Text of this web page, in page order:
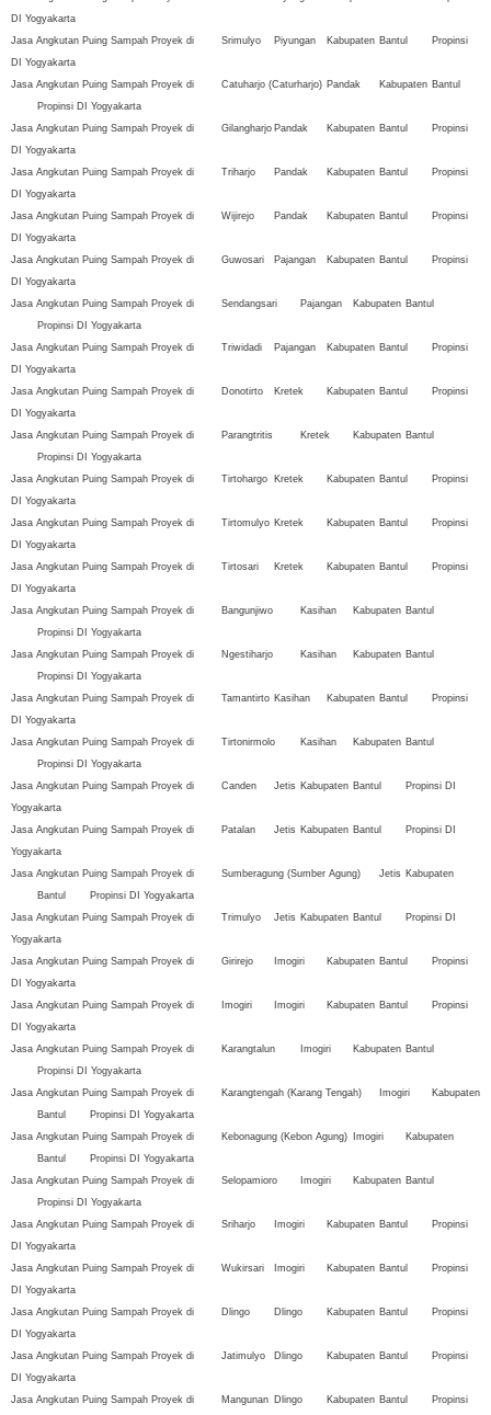
DI Yogyakarta
Jasa Angkutan Puing Sampah Proyek di
Srimulyo Piyungan Kabupaten Bantul
Propinsi
DI Yogyakarta
Jasa Angkutan Puing Sampah Proyek di
Catuharjo (Caturharjo) Pandak Kabupaten Bantul
Propinsi DI Yogyakarta
Jasa Angkutan Puing Sampah Proyek di
Gilangharjo Pandak Kabupaten Bantul
Propinsi
DI Yogyakarta
Jasa Angkutan Puing Sampah Proyek di
Triharjo Pandak Kabupaten Bantul
Propinsi
DI Yogyakarta
Jasa Angkutan Puing Sampah Proyek di
Wijirejo Pandak Kabupaten Bantul
Propinsi
DI Yogyakarta
Jasa Angkutan Puing Sampah Proyek di
Guwosari Pajangan Kabupaten Bantul
Propinsi
DI Yogyakarta
Jasa Angkutan Puing Sampah Proyek di
Sendangsari Pajangan Kabupaten Bantul
Propinsi DI Yogyakarta
Jasa Angkutan Puing Sampah Proyek di
Triwidadi Pajangan Kabupaten Bantul
Propinsi
DI Yogyakarta
Jasa Angkutan Puing Sampah Proyek di
Donotirto Kretek Kabupaten Bantul
Propinsi
DI Yogyakarta
Jasa Angkutan Puing Sampah Proyek di
Parangtritis Kretek Kabupaten Bantul
Propinsi DI Yogyakarta
Jasa Angkutan Puing Sampah Proyek di
Tirtohargo Kretek Kabupaten Bantul
Propinsi
DI Yogyakarta
Jasa Angkutan Puing Sampah Proyek di
Tirtomulyo Kretek Kabupaten Bantul
Propinsi
DI Yogyakarta
Jasa Angkutan Puing Sampah Proyek di
Tirtosari Kretek Kabupaten Bantul
Propinsi
DI Yogyakarta
Jasa Angkutan Puing Sampah Proyek di
Bangunjiwo Kasihan Kabupaten Bantul
Propinsi DI Yogyakarta
Jasa Angkutan Puing Sampah Proyek di
Ngestiharjo Kasihan Kabupaten Bantul
Propinsi DI Yogyakarta
Jasa Angkutan Puing Sampah Proyek di
Tamantirto Kasihan Kabupaten Bantul
Propinsi
DI Yogyakarta
Jasa Angkutan Puing Sampah Proyek di
Tirtonirmolo Kasihan Kabupaten Bantul
Propinsi DI Yogyakarta
Jasa Angkutan Puing Sampah Proyek di
Canden Jetis Kabupaten Bantul
Propinsi DI
Yogyakarta
Jasa Angkutan Puing Sampah Proyek di
Patalan Jetis Kabupaten Bantul
Propinsi DI
Yogyakarta
Jasa Angkutan Puing Sampah Proyek di
Sumberagung (Sumber Agung) Jetis Kabupaten
Bantul
Propinsi DI Yogyakarta
Jasa Angkutan Puing Sampah Proyek di
Trimulyo Jetis Kabupaten Bantul
Propinsi DI
Yogyakarta
Jasa Angkutan Puing Sampah Proyek di
Girirejo Imogiri Kabupaten Bantul
Propinsi
DI Yogyakarta
Jasa Angkutan Puing Sampah Proyek di
Imogiri Imogiri Kabupaten Bantul
Propinsi
DI Yogyakarta
Jasa Angkutan Puing Sampah Proyek di
Karangtalun Imogiri Kabupaten Bantul
Propinsi DI Yogyakarta
Jasa Angkutan Puing Sampah Proyek di
Karangtengah (Karang Tengah) Imogiri
Kabupaten
Bantul
Propinsi DI Yogyakarta
Jasa Angkutan Puing Sampah Proyek di
Kebonagung (Kebon Agung) Imogiri
Kabupaten
Bantul
Propinsi DI Yogyakarta
Jasa Angkutan Puing Sampah Proyek di
Selopamioro Imogiri Kabupaten Bantul
Propinsi DI Yogyakarta
Jasa Angkutan Puing Sampah Proyek di
Sriharjo Imogiri Kabupaten Bantul
Propinsi
DI Yogyakarta
Jasa Angkutan Puing Sampah Proyek di
Wukirsari Imogiri Kabupaten Bantul
Propinsi
DI Yogyakarta
Jasa Angkutan Puing Sampah Proyek di
Dlingo Dlingo Kabupaten Bantul
Propinsi
DI Yogyakarta
Jasa Angkutan Puing Sampah Proyek di
Jatimulyo Dlingo Kabupaten Bantul
Propinsi
DI Yogyakarta
Jasa Angkutan Puing Sampah Proyek di
Mangunan Dlingo Kabupaten Bantul
Propinsi